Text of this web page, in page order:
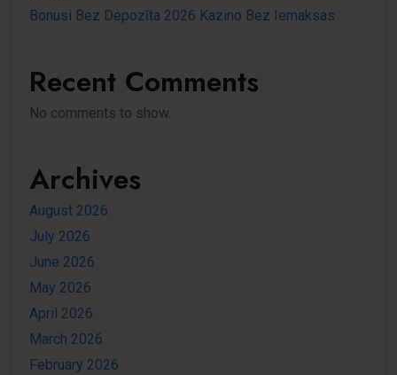
Bonusi Bez Depozīta 2026 Kazino Bez Iemaksas
Recent Comments
No comments to show.
Archives
August 2026
July 2026
June 2026
May 2026
April 2026
March 2026
February 2026